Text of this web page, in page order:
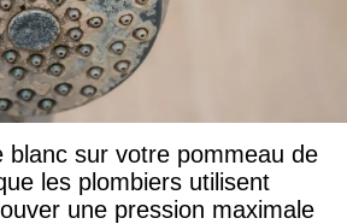
blanc sur votre pommeau de
les plombiers utilisent
une pression maximale